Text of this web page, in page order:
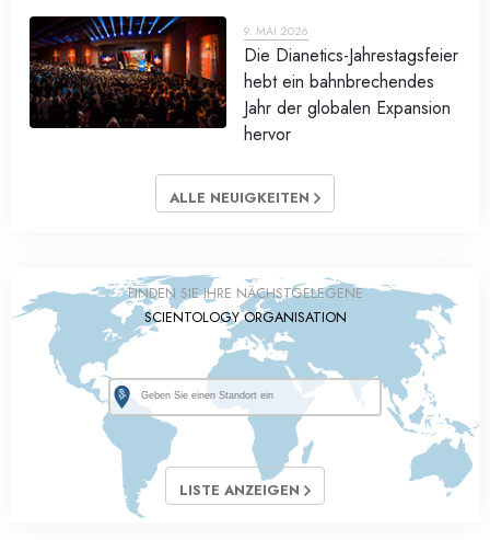
9. MAI 2026
Die Dianetics-Jahrestagsfeier
hebt ein bahnbrechendes
Jahr der globalen Expansion
hervor
ALLE NEUIGKEITEN
FINDEN SIE IHRE NÄCHSTGELEGENE
SCIENTOLOGY ORGANISATION
LISTE ANZEIGEN